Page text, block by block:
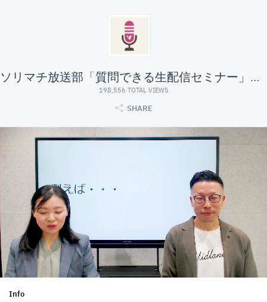
ソリマチ放送部「質問できる生配信セミナー」#経営ガイド
198,556 TOTAL VIEWS
SHARE
Info